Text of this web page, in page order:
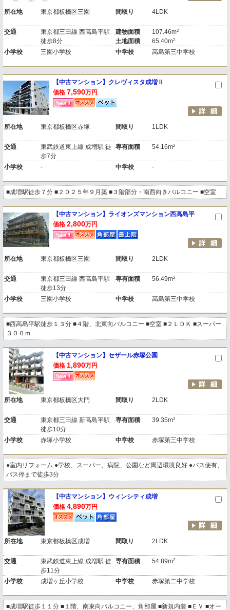
所在地 東京都板橋区三園 間取り 4LDK
交通
東京都三田線 西高島平駅
徒歩8分
建物面積
土地面積
107.46m2
65.40m2
小学校 三園小学校 中学校 高島第三中学校
【中古マンション】クレヴィスタ成増Ⅱ
価格 7,590万円
所在地 東京都板橋区赤塚 間取り 1LDK
交通
東武鉄道東上線 成増駅 徒
歩7分
専有面積 54.16m2
小学校 - 中学校 -
■成増駅徒歩７分 ■２０２５年９月築 ■３階部分・南西向きバルコニー ■空室
【中古マンション】ライオンズマンション西高島平
価格 2,800万円
所在地 東京都板橋区三園 間取り 2LDK
交通
東京都三田線 西高島平駅
徒歩13分
専有面積 56.49m2
小学校 三園小学校 中学校 高島第三中学校
■西高島平駅徒歩１３分 ■４階、北東向バルコニー ■空室 ■２ＬＤＫ ■スーパー
３００ｍ
【中古マンション】セザール赤塚公園
価格 1,890万円
所在地 東京都板橋区大門 間取り 2LDK
交通
東京都三田線 新高島平駅
徒歩10分
専有面積 39.35m2
小学校 赤塚小学校 中学校 赤塚第三中学校
●室内リフォーム ●学校、スーパー、病院、公園など周辺環境良好 ●バス便有、
バス停まで徒歩3分
【中古マンション】ウィンシティ成増
価格 4,890万円
所在地 東京都板橋区成増 間取り 2LDK
交通
東武鉄道東上線 成増駅 徒
歩11分
専有面積 54.89m2
小学校 成増ヶ丘小学校 中学校 赤塚第二中学校
■成増駅徒歩１１分 ■１階、南東向バルコニー、角部屋 ■新規内装 ■ＥＶ ■オー